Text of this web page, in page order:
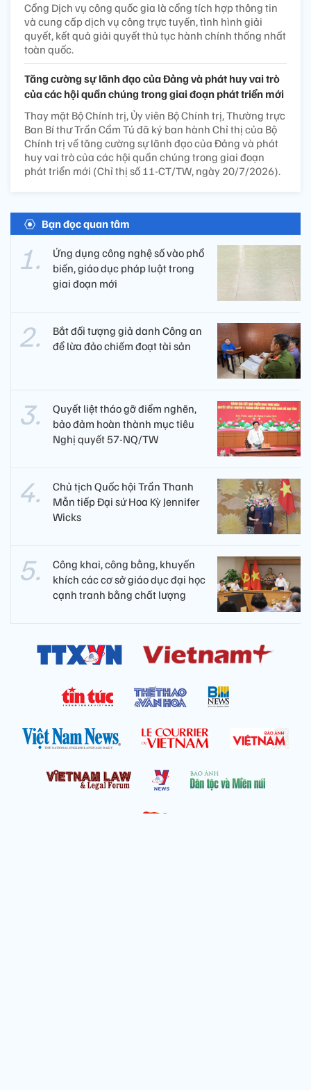
Cổng Dịch vụ công quốc gia là cổng tích hợp thông tin
và cung cấp dịch vụ công trực tuyến, tình hình giải
quyết, kết quả giải quyết thủ tục hành chính thống nhất
toàn quốc.
Tăng cường sự lãnh đạo của Đảng và phát huy vai trò
của các hội quần chúng trong giai đoạn phát triển mới
Thay mặt Bộ Chính trị, Ủy viên Bộ Chính trị, Thường trực
Ban Bí thư Trần Cẩm Tú đã ký ban hành Chỉ thị của Bộ
Chính trị về tăng cường sự lãnh đạo của Đảng và phát
huy vai trò của các hội quần chúng trong giai đoạn
phát triển mới (Chỉ thị số 11-CT/TW, ngày 20/7/2026).
Bạn đọc quan tâm
Ứng dụng công nghệ số vào phổ
biến, giáo dục pháp luật trong
giai đoạn mới
Bắt đối tượng giả danh Công an
để lừa đảo chiếm đoạt tài sản
Quyết liệt tháo gỡ điểm nghẽn,
bảo đảm hoàn thành mục tiêu
Nghị quyết 57-NQ/TW
Chủ tịch Quốc hội Trần Thanh
Mẫn tiếp Đại sứ Hoa Kỳ Jennifer
Wicks
Công khai, công bằng, khuyến
khích các cơ sở giáo dục đại học
cạnh tranh bằng chất lượng​